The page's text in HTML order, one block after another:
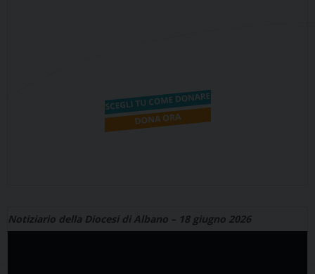
Notiziario della Diocesi di Albano – 18 giugno 2026